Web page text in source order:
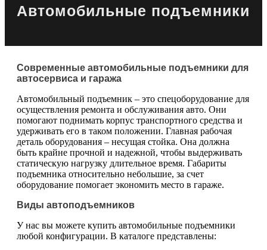
Автомобильные подъемники
Современные автомобильные подъемники для
автосервиса и гаража
Автомобильный подъемник – это спецоборудование для
осуществления ремонта и обслуживания авто. Они
помогают поднимать корпус транспортного средства и
удерживать его в таком положении. Главная рабочая
деталь оборудования – несущая стойка. Она должна
быть крайне прочной и надежной, чтобы выдерживать
статическую нагрузку длительное время. Габариты
подъемника относительно небольшие, за счет
оборудование помогает экономить место в гараже.
Виды автоподъемников
У нас вы можете купить автомобильные подъемники
любой конфигурации. В каталоге представлены: